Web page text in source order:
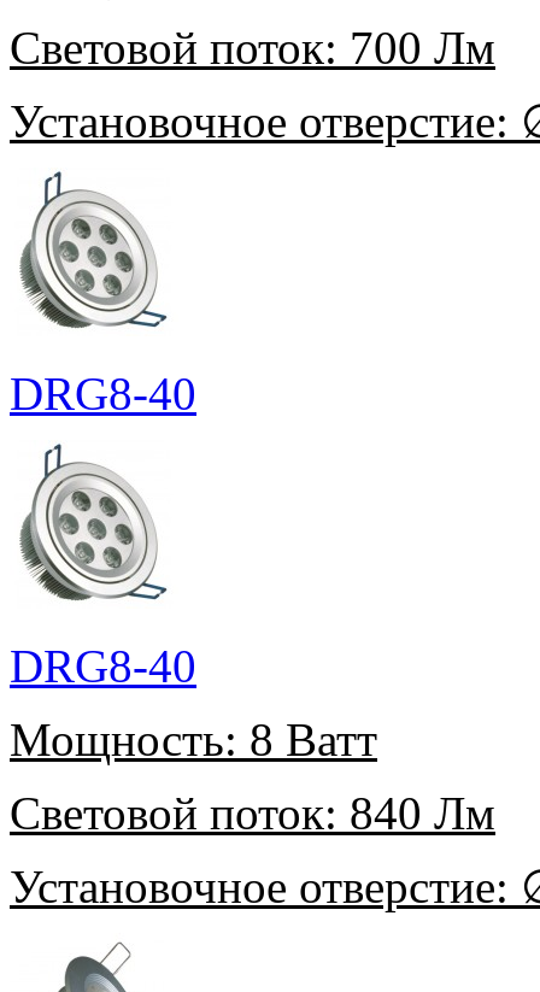
Световой поток: 700 Лм
Установочное отверстие:
DRG8-40
DRG8-40
Мощность: 8 Ватт
Световой поток: 840 Лм
Установочное отверстие: